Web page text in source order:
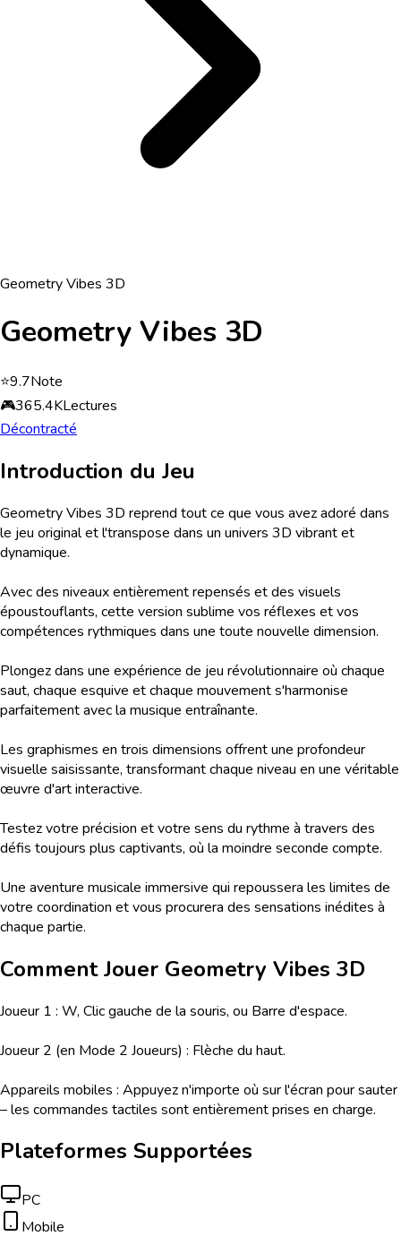
Geometry Vibes 3D
Geometry Vibes 3D
⭐9.7Note
🎮365.4KLectures
Décontracté
Introduction du Jeu
Geometry Vibes 3D reprend tout ce que vous avez adoré dans
le jeu original et l'transpose dans un univers 3D vibrant et
dynamique.
Avec des niveaux entièrement repensés et des visuels
époustouflants, cette version sublime vos réflexes et vos
compétences rythmiques dans une toute nouvelle dimension.
Plongez dans une expérience de jeu révolutionnaire où chaque
saut, chaque esquive et chaque mouvement s'harmonise
parfaitement avec la musique entraînante.
Les graphismes en trois dimensions offrent une profondeur
visuelle saisissante, transformant chaque niveau en une véritable
œuvre d'art interactive.
Testez votre précision et votre sens du rythme à travers des
défis toujours plus captivants, où la moindre seconde compte.
Une aventure musicale immersive qui repoussera les limites de
votre coordination et vous procurera des sensations inédites à
chaque partie.
Comment Jouer Geometry Vibes 3D
Joueur 1 : W, Clic gauche de la souris, ou Barre d'espace.
Joueur 2 (en Mode 2 Joueurs) : Flèche du haut.
Appareils mobiles : Appuyez n'importe où sur l'écran pour sauter
– les commandes tactiles sont entièrement prises en charge.
Plateformes Supportées
PC
Mobile